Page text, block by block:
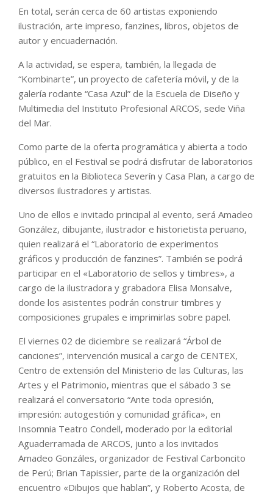
En total, serán cerca de 60 artistas exponiendo
ilustración, arte impreso, fanzines, libros, objetos de
autor y encuadernación.
A la actividad, se espera, también, la llegada de
“Kombinarte”, un proyecto de cafetería móvil, y de la
galería rodante “Casa Azul” de la Escuela de Diseño y
Multimedia del Instituto Profesional ARCOS, sede Viña
del Mar.
Como parte de la oferta programática y abierta a todo
público, en el Festival se podrá disfrutar de laboratorios
gratuitos en la Biblioteca Severín y Casa Plan, a cargo de
diversos ilustradores y artistas.
Uno de ellos e invitado principal al evento, será Amadeo
González, dibujante, ilustrador e historietista peruano,
quien realizará el “Laboratorio de experimentos
gráficos y producción de fanzines”. También se podrá
participar en el «Laboratorio de sellos y timbres», a
cargo de la ilustradora y grabadora Elisa Monsalve,
donde los asistentes podrán construir timbres y
composiciones grupales e imprimirlas sobre papel.
El viernes 02 de diciembre se realizará “Árbol de
canciones”, intervención musical a cargo de CENTEX,
Centro de extensión del Ministerio de las Culturas, las
Artes y el Patrimonio, mientras que el sábado 3 se
realizará el conversatorio “Ante toda opresión,
impresión: autogestión y comunidad gráfica», en
Insomnia Teatro Condell, moderado por la editorial
Aguaderramada de ARCOS, junto a los invitados
Amadeo Gonzáles, organizador de Festival Carboncito
de Perú; Brian Tapissier, parte de la organización del
encuentro «Dibujos que hablan”, y Roberto Acosta, de